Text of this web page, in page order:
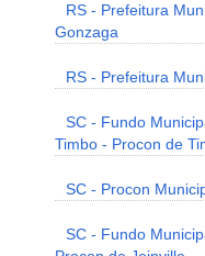
RS - Prefeitura
Gonzaga
RS - Prefeitura
SC - Fundo
Timbo - Procon de
SC - Procon
SC - Fundo